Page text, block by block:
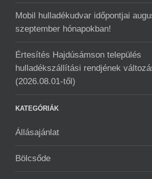
Mobil hulladékudvar ️időpontjai
szeptember hónapokban!
Értesítés Hajdúsámson település
hulladékszállítási rendjének
(2026.08.01-től)
KATEGÓRIÁK
Állásajánlat
Bölcsőde